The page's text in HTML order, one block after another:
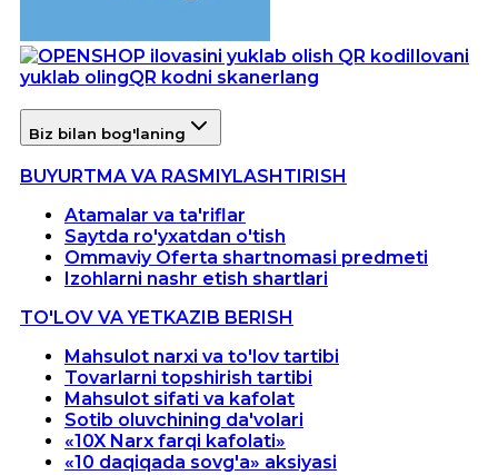
Ilovani
yuklab olingQR kodni skanerlang
Biz bilan bog'laning
BUYURTMA VA RASMIYLASHTIRISH
Atamalar va ta'riflar
Saytda ro'yxatdan o'tish
Ommaviy Oferta shartnomasi predmeti
Izohlarni nashr etish shartlari
TO'LOV VA YETKAZIB BERISH
Mahsulot narxi va to'lov tartibi
Tovarlarni topshirish tartibi
Mahsulot sifati va kafolat
Sotib oluvchining da'volari
«10X Narx farqi kafolati»
«10 daqiqada sovg'a» aksiyasi